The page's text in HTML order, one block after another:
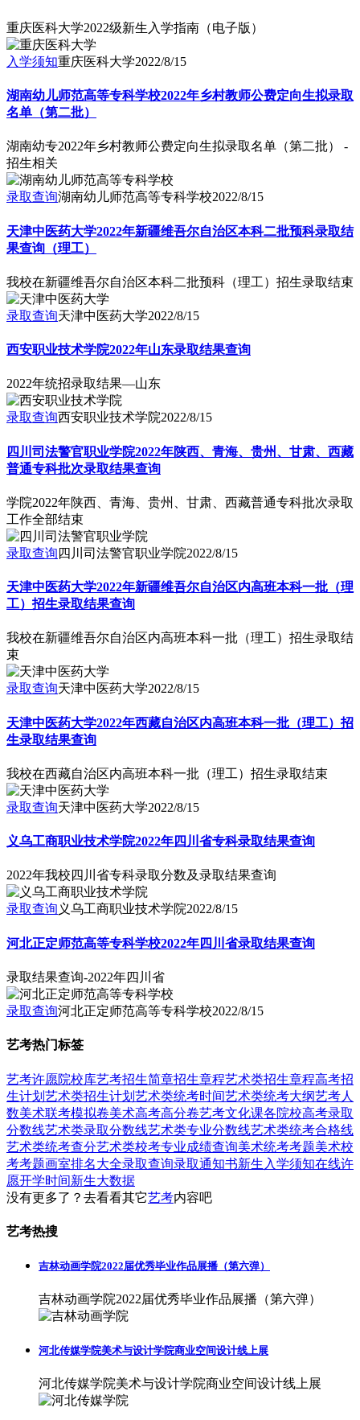
重庆医科大学2022级新生入学指南（电子版）
入学须知重庆医科大学2022/8/15
湖南幼儿师范高等专科学校2022年乡村教师公费定向生拟录取
名单（第二批）
湖南幼专2022年乡村教师公费定向生拟录取名单（第二批） -
招生相关
录取查询湖南幼儿师范高等专科学校2022/8/15
天津中医药大学2022年新疆维吾尔自治区本科二批预科录取结
果查询（理工）
我校在新疆维吾尔自治区本科二批预科（理工）招生录取结束
录取查询天津中医药大学2022/8/15
西安职业技术学院2022年山东录取结果查询
2022年统招录取结果—山东
录取查询西安职业技术学院2022/8/15
四川司法警官职业学院2022年陕西、青海、贵州、甘肃、西藏
普通专科批次录取结果查询
学院2022年陕西、青海、贵州、甘肃、西藏普通专科批次录取
工作全部结束
录取查询 四川司法警官职业学院2022/8/15
天津中医药大学2022年新疆维吾尔自治区内高班本科一批（理
工）招生录取结果查询
我校在新疆维吾尔自治区内高班本科一批（理工）招生录取结
束
录取查询天津中医药大学2022/8/15
天津中医药大学2022年西藏自治区内高班本科一批（理工）招
生录取结果查询
我校在西藏自治区内高班本科一批（理工）招生录取结束
录取查询天津中医药大学2022/8/15
义乌工商职业技术学院2022年四川省专科录取结果查询
2022年我校四川省专科录取分数及录取结果查询
录取查询 义乌工商职业技术学院2022/8/15
河北正定师范高等专科学校2022年四川省录取结果查询
录取结果查询-2022年四川省
录取查询河北正定师范高等专科学校2022/8/15
艺考热门标签
艺考许愿院校库艺考招生简章招生章程艺术类招生章程高考招
生计划 艺术类招生计划 艺术类统考时间艺术类统考大纲艺考人
数美术联考模拟卷美术高考高分卷艺考文化课各院校高考录取
分数线艺术类录取分数线艺术类专业分数线艺术类统考合格线
艺术类统考查分艺术类校考专业成绩查询美术统考考题美术校
考考题画室排名大全录取查询录取通知书新生入学须知在线许
愿开学时间新生大数据
没有更多了？去看看其它艺考内容吧
艺考热搜
吉林动画学院2022届优秀毕业作品展播（第六弹）
吉林动画学院2022届优秀毕业作品展播（第六弹）
河北传媒学院美术与设计学院商业空间设计线上展
河北传媒学院美术与设计学院商业空间设计线上展